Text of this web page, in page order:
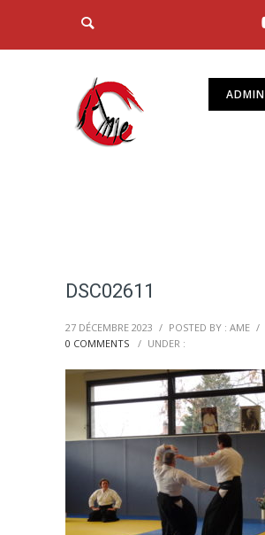
ADMIN
DSC02611
27 DÉCEMBRE 2023 / POSTED BY : AME /
0 COMMENTS
/ UNDER :